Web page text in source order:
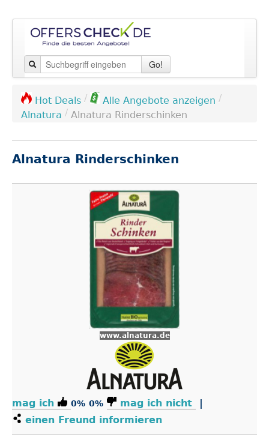
Go!
Hot Deals / Alle Angebote anzeigen /
Alnatura / Alnatura Rinderschinken
Alnatura Rinderschinken
www.alnatura.de
mag ich 0% 0% mag ich nicht
|
einen Freund informieren